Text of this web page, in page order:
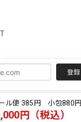
登録
ル便 385円 小包880円
円（税込）